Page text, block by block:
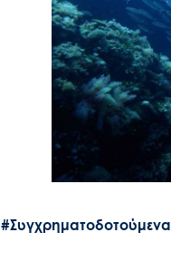
#Συγχρηματοδοτούμενα